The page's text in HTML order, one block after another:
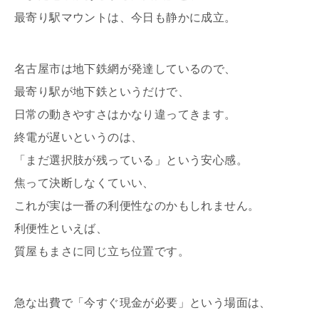
最寄り駅マウントは、今日も静かに成立。
名古屋市は地下鉄網が発達しているので、
最寄り駅が地下鉄というだけで、
日常の動きやすさはかなり違ってきます。
終電が遅いというのは、
「まだ選択肢が残っている」という安心感。
焦って決断しなくていい、
これが実は一番の利便性なのかもしれません。
利便性といえば、
質屋もまさに同じ立ち位置です。
急な出費で「今すぐ現金が必要」という場面は、